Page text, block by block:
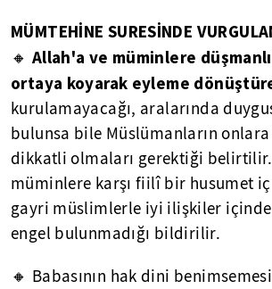
MÜMTEHİNE SURESİNDE
🔸 Allah'a ve müminlere
ortaya koyarak eyleme
kurulamayacağı, aralarında
bulunsa bile Müslümanların onlara
dikkatli olmaları gerektiği
müminlere karşı fiilî bir husumet
gayri müslimlerle iyi ilişkiler
engel bulunmadığı bildirilir.
🔸 Babasının hak dini